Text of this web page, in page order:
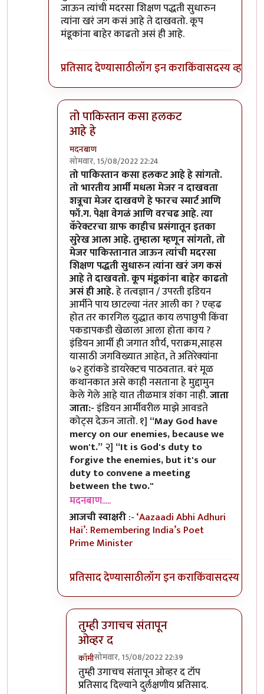
जाऊन त्यांची मदरसा शिक्षण पद्धती सुधारुन
त्यांना खरं जग कसं आहे ते दाखवतो. कूप
मंडूकांना बाहेर काढतो असं ही आहे.
प्रतिसाद देण्यासाठीलॉग इन कराकिंवासदस्य व्हा
तो पाकिस्तान कसा हलकट
आहे हे
मदनबाण
सोमवार, 15/08/2022 22:24
In reply toमायबोलीवरूनbyकॉमी
तो पाकिस्तान कसा हलकट आहे हे सांगतो.
तो भारतीय आर्मी मधला मेजर न दाखवता
शत्रूचा मेजर दाखवणे हे फारच स्मार्ट आणि
फॉ.ग. पेक्षा वेगळं आणि वरचढ आहे. त्या
कॅरेक्टरचा ग्राफ काहीच प्रसंगातून इतका
सुरेख आला आहे. तुम्हाला म्हणून सांगतो, तो
मेजर पाकिस्तानात जाऊन त्यांची मदरसा
शिक्षण पद्धती सुधारुन त्यांना खरं जग कसं
आहे ते दाखवतो. कूप मंडूकांना बाहेर काढतो
असं ही आहे.हे तत्वज्ञान / उपरती इडियन
आर्मीने पाय छाटल्या नंतर आली का ? एव्हढ
होत तर कारगिल युद्धात काय लपाछुपी किंवा
पकडापकडी खेळाला आला होता काय ?
इंडियन आर्मी ही जगात शौर्य, पराक्रम,साहस
यासाठी जगविख्यात आहेत, ते अतिरेक्यांना
७२ हुरांकडे डायरेक्टच पाठवतात. बरं मूळ
कथानकात असे काही नसताना हे मुद्दामुन
केले गेले आहे यात तीळमात्र शंका नाही.जाता
जाता:-इंडियन आर्मीवरील माझे आवडते
कोट्स देऊन जातो. १] “May God have
mercy on our enemies, because we
won't.”२] “It is God's duty to
forgive the enemies, but it's our
duty to convene a meeting
between the two."
मदनबाण.....
आजची स्वाक्षरी:-‘Aazaadi Abhi Adhuri
Hai’: Remembering India’s Poet
Prime Minister
प्रतिसाद देण्यासाठीलॉग इन कराकिंवासदस्य व्हा
तुम्ही उगाचच संतापून
ओव्हर द
कॉमीसोमवार, 15/08/2022 22:39
In reply toतो पाकिस्तान कसा हलकट आहे हे
तुम्ही उगाचच संतापून ओव्हर द टॉप
प्रतिसाद दिल्याने दुर्लक्षणीय प्रतिसाद.